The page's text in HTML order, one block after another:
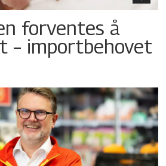
forventes å
– importbehovet